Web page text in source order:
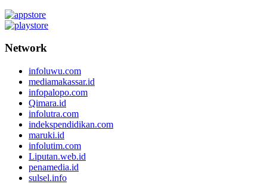
Network
infoluwu.com
mediamakassar.id
infopalopo.com
Qimara.id
infolutra.com
indekspendidikan.com
maruki.id
infolutim.com
Liputan.web.id
penamedia.id
sulsel.info